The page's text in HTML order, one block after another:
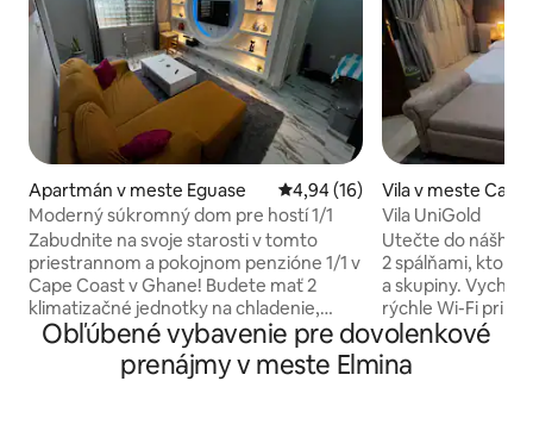
Apartmán v meste Eguase Priemerné ohodnotenie 4,94
4,94 (16)
Moderný súkromný dom pre hostí 1/1
Zabudnite na svoje starosti v tomto
priestrannom a pokojnom penzióne 1/1 v
Cape Coast v Ghane! Budete mať 2
klimatizačné jednotky na chladenie,
ktoré nájdete v spálni a obývacej izbe.
Stropné ventilátory v kuchyni, obývacej
izbe a spálni. Vychutnajte si príjemnú
Vila v meste
Vila UniGold
Utečte do nášho
2 spálňami, ktorý
a skupiny.
rýchle Wi-Fi
streamovanie,
útulné postele
dokonalý spánok
Obľúbené vybavenie pre dovolenkové
prenájmy v meste Elmina